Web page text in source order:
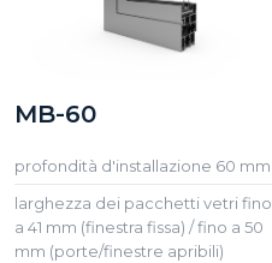
MB-60
profondità d'installazione 60 mm
larghezza dei pacchetti vetri fino
a 41 mm (finestra fissa) / fino a 50
mm (porte/finestre apribili)